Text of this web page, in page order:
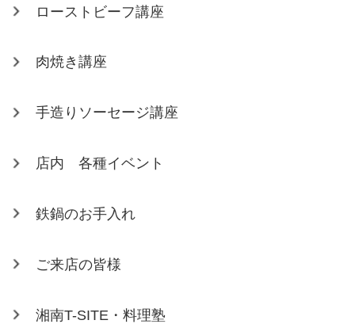
ローストビーフ講座
肉焼き講座
手造りソーセージ講座
店内 各種イベント
鉄鍋のお手入れ
ご来店の皆様
湘南T-SITE・料理塾